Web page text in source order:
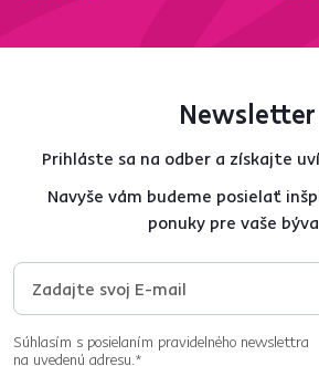
Newsletter
Prihláste sa na odber a získajte
Navyše vám budeme posielať
ponuky pre vaše
Súhlasím s posielaním pravidelného newslettra
na uvedenú adresu.*